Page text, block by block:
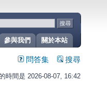
關於本站
參與我們
問答集 搜尋
時間是 2026-08-07, 16:42